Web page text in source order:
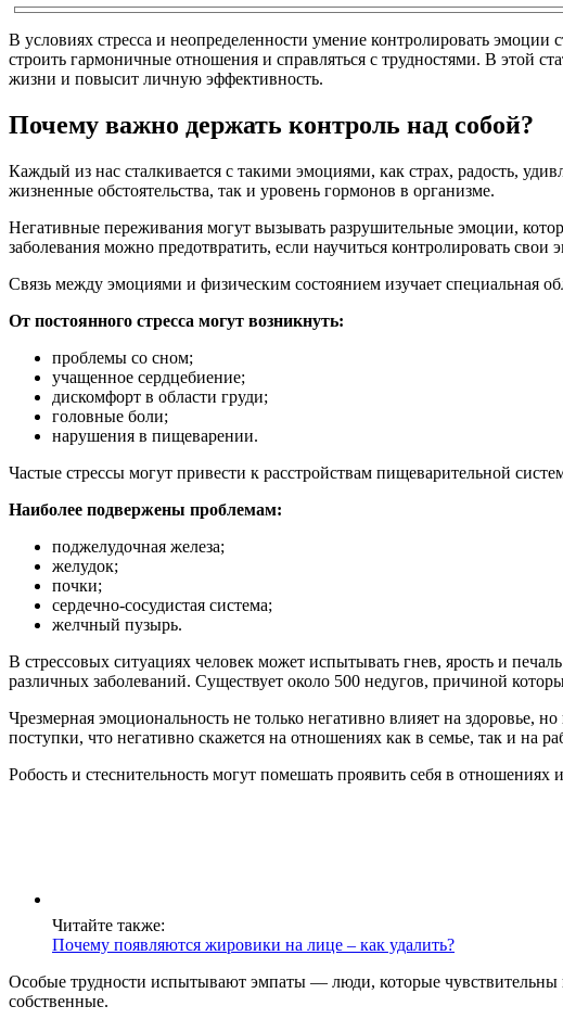
В условиях стресса и неопределенности умение контролировать
строить гармоничные отношения и справляться с трудностями. В этой
жизни и повысит личную эффективность.
Почему важно держать контроль над собой?
Каждый из нас сталкивается с такими эмоциями, как страх, радость,
жизненные обстоятельства, так и уровень гормонов в организме.
Негативные переживания могут вызывать разрушительные эмоции,
заболевания можно предотвратить, если научиться контролировать
Связь между эмоциями и физическим состоянием изучает специальная
От постоянного стресса могут возникнуть:
проблемы со сном;
учащенное сердцебиение;
дискомфорт в области груди;
головные боли;
нарушения в пищеварении.
Частые стрессы могут привести к расстройствам пищеварительной
Наиболее подвержены проблемам:
поджелудочная железа;
желудок;
почки;
сердечно-сосудистая система;
желчный пузырь.
В стрессовых ситуациях человек может испытывать гнев, ярость и
различных заболеваний. Существует около 500 недугов, причиной
Чрезмерная эмоциональность не только негативно влияет на
поступки, что негативно скажется на отношениях как в семье, так и на
Робость и стеснительность могут помешать проявить себя в отношениях
Читайте также:
Почему появляются жировики на лице – как удалить?
Особые трудности испытывают эмпаты — люди, которые
собственные.